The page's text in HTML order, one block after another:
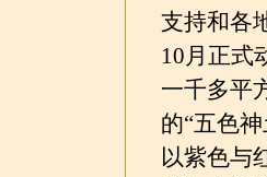
支持和各
10月正式
一千多平
的“五色
以紫色与